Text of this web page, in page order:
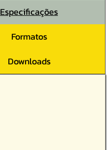
Especificações
Formatos
Downloads